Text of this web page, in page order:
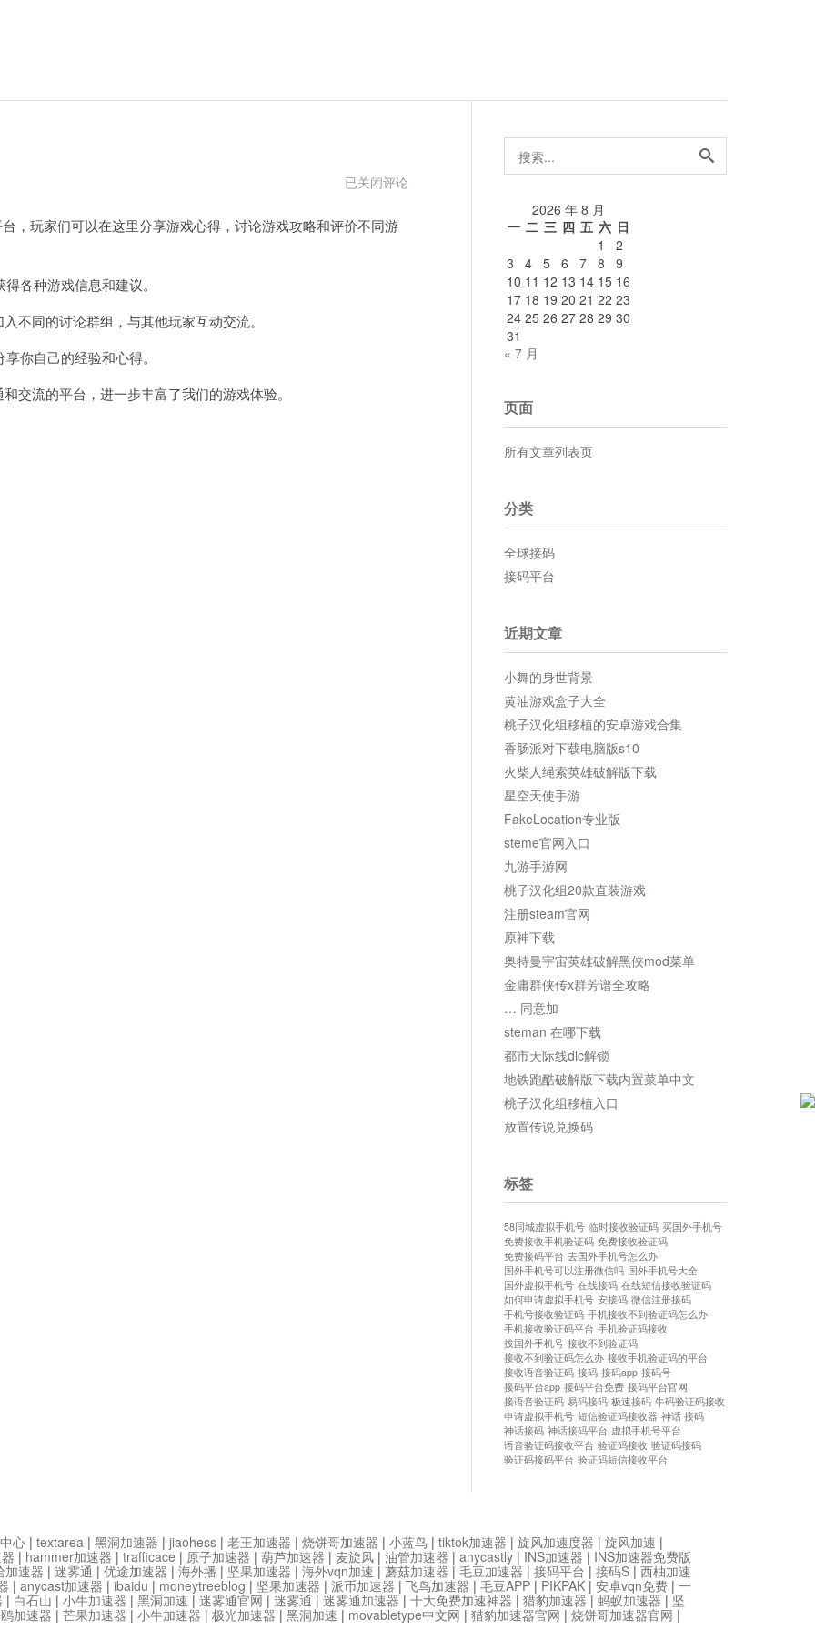
steam
下
已关闭评论
玩家们可以在这里分享游戏心得，讨论游戏攻略和评价不同游
种游戏信息和建议。
同的讨论群组，与其他玩家互动交流。
自己的经验和心得。
流的平台，进一步丰富了我们的游戏体验。
搜
索...
2026 年 8 月
一 二 三 四 五 六 日
1
2
3
4 5 6 7 8
9
10 11 12 13 14 15 16
17 18 19 20 21 22 23
24 25 26 27 28 29 30
31
« 7 月
页面
所有文章列表页
分类
全球接码
接码平台
近期文章
小舞的身世背景
黄油游戏盒子大全
桃子汉化组移植的安卓游戏合集
香肠派对下载电脑版s10
火柴人绳索英雄破解版下载
星空天使手游
FakeLocation专业版
steme官网入口
九游手游网
桃子汉化组20款直装游戏
注册steam官网
原神下载
奥特曼宇宙英雄破解黑侠mod菜单
金庸群侠传x群芳谱全攻略
… 同意加
steman 在哪下载
都市天际线dlc解锁
地铁跑酷破解版下载内置菜单中文
桃子汉化组移植入口
放置传说兑换码
标签
58同城虚拟手机号 临时接收验证码 买国外手机号
免费接收手机验证码 免费接收验证码
免费接码平台 去国外手机号怎么办
国外手机号可以注册微信吗 国外手机号大全
国外虚拟手机号 在线接码 在线短信接收验证码
如何申请虚拟手机号 安接码 微信注册接码
手机号接收验证码 手机接收不到验证码怎么办
手机接收验证码平台 手机验证码接收
拔国外手机号 接收不到验证码
接收不到验证码怎么办 接收手机验证码的平台
接收语音验证码 接码 接码app 接码号
接码平台app 接码平台免费 接码平台官网
接语音验证码 易码接码 极速接码 牛码验证码接收
申请虚拟手机号 短信验证码接收器 神话 接码
神话接码 神话接码平台 虚拟手机号平台
语音验证码接收平台 验证码接收 验证码接码
验证码接码平台 验证码短信接收平台
心 | textarea | 黑洞加速器 | jiaohess | 老王加速器 | 烧饼哥加速器 | 小蓝鸟 | tiktok加速器 | 旋风加速度器 | 旋风加速 |
| hammer加速器 | trafficace | 原子加速器 | 葫芦加速器 | 麦旋风 | 油管加速器 | anycastly | INS加速器 | INS加速器免费版
加速器 | 迷雾通 | 优途加速器 | 海外播 | 坚果加速器 | 海外vqn加速 | 蘑菇加速器 | 毛豆加速器 | 接码平台 | 接码S | 西柚加速
| anycast加速器 | ibaidu | moneytreeblog | 坚果加速器 | 派币加速器 | 飞鸟加速器 | 毛豆APP | PIKPAK | 安卓vqn免费 | 一
| 白石山 | 小牛加速器 | 黑洞加速 | 迷雾通官网 | 迷雾通 | 迷雾通加速器 | 十大免费加速神器 | 猎豹加速器 | 蚂蚁加速器 | 坚
加速器 | 芒果加速器 | 小牛加速器 | 极光加速器 | 黑洞加速 | movabletype中文网 | 猎豹加速器官网 | 烧饼哥加速器官网 |